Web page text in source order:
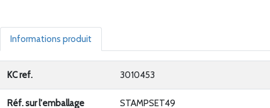
Informations produit
KC ref. 3010453
Réf. sur l'emballage STAMPSET49